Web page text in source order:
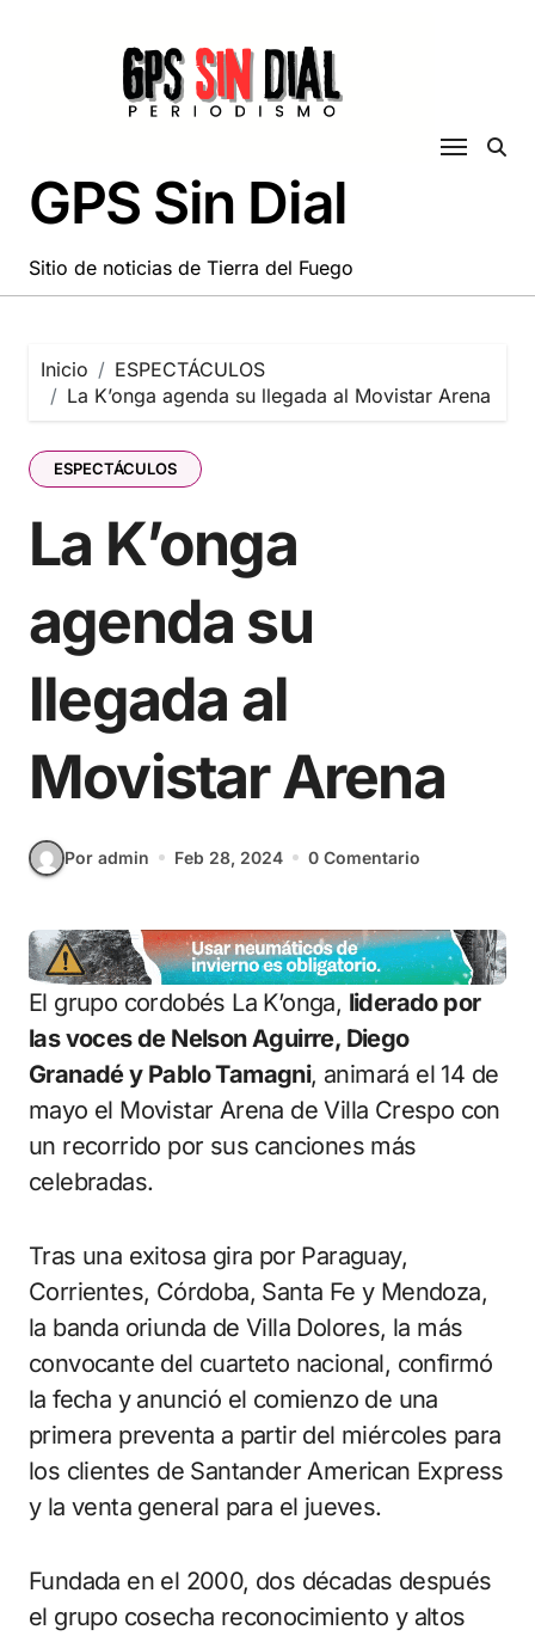
GPS Sin Dial
Sitio de noticias de Tierra del Fuego
Inicio
ESPECTÁCULOS
La K’onga agenda su llegada al Movistar Arena
ESPECTÁCULOS
La K’onga
agenda su
llegada al
Movistar Arena
Por admin Feb 28, 2024 0 Comentario
El grupo cordobés La K’onga, liderado por
las voces de Nelson Aguirre, Diego
Granadé y Pablo Tamagni, animará el 14 de
mayo el Movistar Arena de Villa Crespo con
un recorrido por sus canciones más
celebradas.
Tras una exitosa gira por Paraguay,
Corrientes, Córdoba, Santa Fe y Mendoza,
la banda oriunda de Villa Dolores, la más
convocante del cuarteto nacional, confirmó
la fecha y anunció el comienzo de una
primera preventa a partir del miércoles para
los clientes de Santander American Express
y la venta general para el jueves.
Fundada en el 2000, dos décadas después
el grupo cosecha reconocimiento y altos